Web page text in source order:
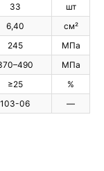
33
шт
6,40
см²
245
МПа
МПа
≥25
%
103-06 —